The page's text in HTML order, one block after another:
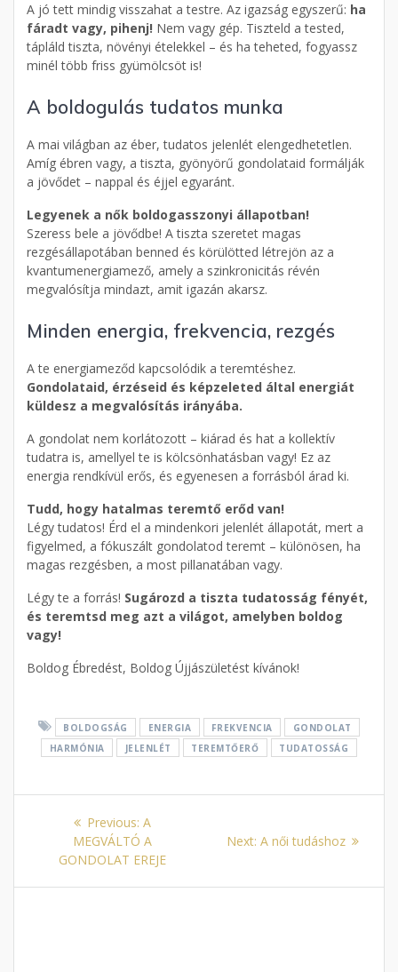
A jó tett mindig visszahat a testre. Az igazság egyszerű: ha
fáradt vagy, pihenj! Nem vagy gép. Tiszteld a tested,
tápláld tiszta, növényi ételekkel – és ha teheted, fogyassz
minél több friss gyümölcsöt is!
A boldogulás tudatos munka
A mai világban az éber, tudatos jelenlét elengedhetetlen.
Amíg ébren vagy, a tiszta, gyönyörű gondolataid formálják
a jövődet – nappal és éjjel egyaránt.
Legyenek a nők boldogasszonyi állapotban!
Szeress bele a jövődbe! A tiszta szeretet magas
rezgésállapotában benned és körülötted létrejön az a
kvantumenergiamező, amely a szinkronicitás révén
megvalósítja mindazt, amit igazán akarsz.
Minden energia, frekvencia, rezgés
A te energiameződ kapcsolódik a teremtéshez.
Gondolataid, érzéseid és képzeleted által energiát
küldesz a megvalósítás irányába.
A gondolat nem korlátozott – kiárad és hat a kollektív
tudatra is, amellyel te is kölcsönhatásban vagy! Ez az
energia rendkívül erős, és egyenesen a forrásból árad ki.
Tudd, hogy hatalmas teremtő erőd van!
Légy tudatos! Érd el a mindenkori jelenlét állapotát, mert a
figyelmed, a fókuszált gondolatod teremt – különösen, ha
magas rezgésben, a most pillanatában vagy.
Légy te a forrás! Sugározd a tiszta tudatosság fényét,
és teremtsd meg azt a világot, amelyben boldog
vagy!
Boldog Ébredést, Boldog Újjászületést kívánok!
BOLDOGSÁG ENERGIA FREKVENCIA
GONDOLAT
HARMÓNIA
JELENLÉT TEREMTŐERŐ TUDATOSSÁG
Bejegyzés
navigáció
Previous: Previous
post:
A
MEGVÁLTÓ A
GONDOLAT EREJE
Next: Next
A női tudáshoz